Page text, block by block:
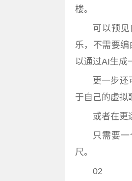
楼。
可以预
乐，不需要
以通过AI生成
更一步还
于自己的虚拟
或者在更
只需要
尺。
02